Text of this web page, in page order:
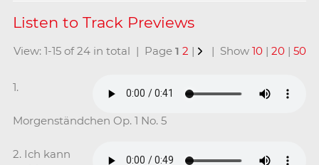
View: 1-15 of 24 in total | Page1 2 | | Show10 |20 |50
1.
Morgenständchen Op. 1 No. 5
2. Ich kann